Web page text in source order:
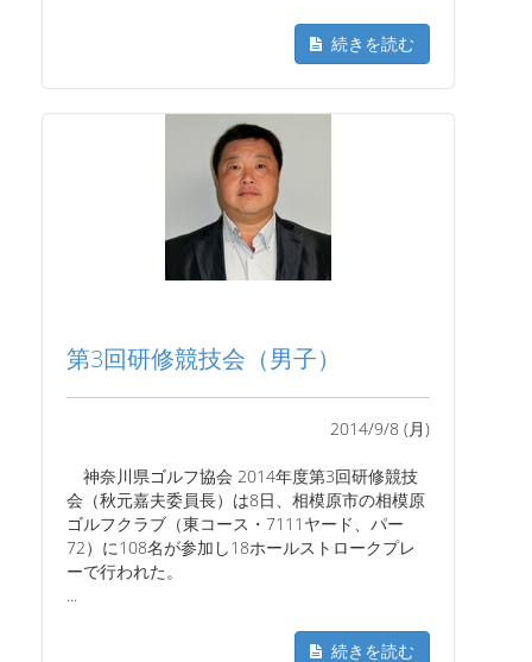
続きを読む
第3回研修競技会（男子）
2014/9/8 (月)
神奈川県ゴルフ協会 2014年度第3回研修競技
会（秋元嘉夫委員長）は8日、相模原市の相模原
ゴルフクラブ（東コース・7111ヤード、パー
72）に108名が参加し18ホールストロークプレ
ーで行われた。
...
続きを読む